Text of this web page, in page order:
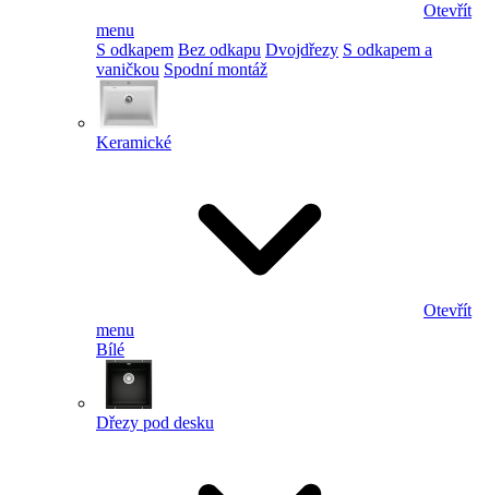
Otevřít
menu
S odkapem Bez odkapu Dvojdřezy S odkapem a
vaničkou Spodní montáž
Keramické
Otevřít
menu
Bílé
Dřezy pod desku